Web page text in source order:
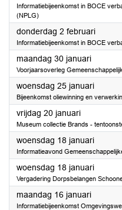
Informatiebijeenkomst in BOCE
(NPLG)
donderdag 2 februari2023
Informatiebijeenkomst in BOCE
maandag 30 januari2023
Voorjaarsoverleg
woensdag 25 januari2023
Bijeenkomst oliewinning en
vrijdag 20 januari2023
Museum collectie Brands -
woensdag 18 januari2023
Informatieavond
woensdag 18 januari2023
Vergadering Dorpsbelangen
maandag 16 januari2023
Informatiebijeenkomst